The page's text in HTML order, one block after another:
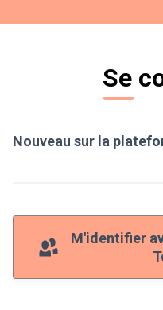
Se
Nouveau sur la
M'identifier